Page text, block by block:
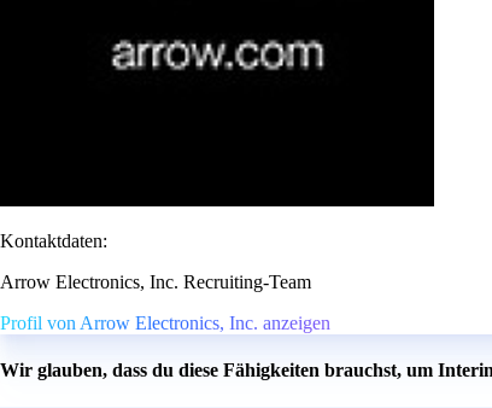
Kontaktdaten:
Arrow Electronics, Inc. Recruiting-Team
Profil von Arrow Electronics, Inc. anzeigen
Wir glauben, dass du diese Fähigkeiten brauchst, um